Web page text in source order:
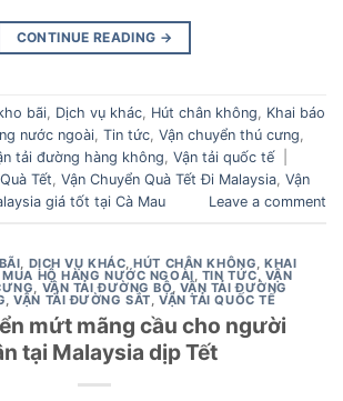
CONTINUE READING →
bãi, Dịch vụ khác, Hút chân không, Khai báo
nước ngoài, Tin tức, Vận chuyển thú cưng,
tải đường hàng không, Vận tải quốc tế
Tết, Vận Chuyển Quà Tết Đi Malaysia, Vận
giá tốt tại Cà Mau
Leave a comment
, DỊCH VỤ KHÁC,HÚT CHÂN KHÔNG,KHAI
MUA HỘ HÀNG NƯỚC NGOÀI, TIN TỨC, VẬN
, VẬN TẢI ĐƯỜNG BỘ, VẬN TẢI ĐƯỜNG
,VẬN TẢI ĐƯỜNG SẮT, VẬN TẢI QUỐC TẾ
mứt mãng cầu cho người
tại Malaysia dịp Tết